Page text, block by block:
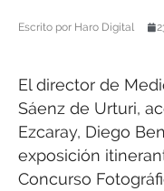
Escrito por Haro Digital
El director de
Sáenz de Urturi,
Ezcaray, Diego
exposición
Concurso